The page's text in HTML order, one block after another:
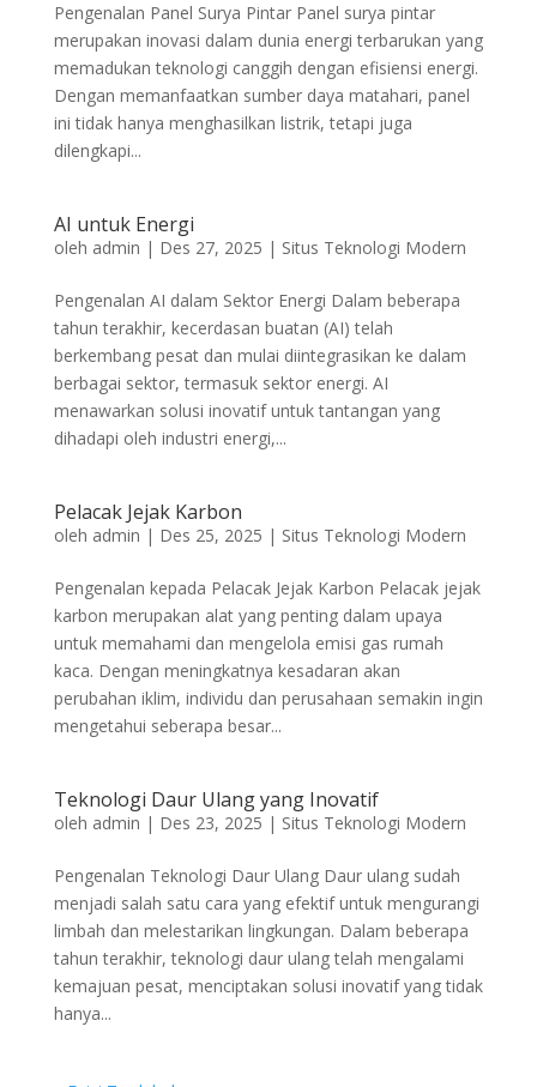
Pengenalan Panel Surya Pintar Panel surya pintar
merupakan inovasi dalam dunia energi terbarukan yang
memadukan teknologi canggih dengan efisiensi energi.
Dengan memanfaatkan sumber daya matahari, panel
ini tidak hanya menghasilkan listrik, tetapi juga
dilengkapi...
AI untuk Energi
oleh admin | Des 27, 2025 | Situs Teknologi Modern
Pengenalan AI dalam Sektor Energi Dalam beberapa
tahun terakhir, kecerdasan buatan (AI) telah
berkembang pesat dan mulai diintegrasikan ke dalam
berbagai sektor, termasuk sektor energi. AI
menawarkan solusi inovatif untuk tantangan yang
dihadapi oleh industri energi,...
Pelacak Jejak Karbon
oleh admin | Des 25, 2025 | Situs Teknologi Modern
Pengenalan kepada Pelacak Jejak Karbon Pelacak jejak
karbon merupakan alat yang penting dalam upaya
untuk memahami dan mengelola emisi gas rumah
kaca. Dengan meningkatnya kesadaran akan
perubahan iklim, individu dan perusahaan semakin ingin
mengetahui seberapa besar...
Teknologi Daur Ulang yang Inovatif
oleh admin | Des 23, 2025 | Situs Teknologi Modern
Pengenalan Teknologi Daur Ulang Daur ulang sudah
menjadi salah satu cara yang efektif untuk mengurangi
limbah dan melestarikan lingkungan. Dalam beberapa
tahun terakhir, teknologi daur ulang telah mengalami
kemajuan pesat, menciptakan solusi inovatif yang tidak
hanya...